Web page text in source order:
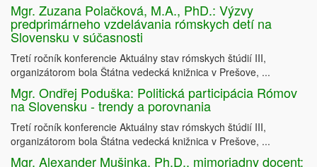
Mgr. Zuzana Polačková, M.A., PhD.: Výzvy
predprimárneho vzdelávania rómskych detí na
Slovensku v súčasnosti
Tretí ročník konferencie Aktuálny stav rómskych štúdií III,
organizátorom bola Štátna vedecká knižnica v Prešove, ...
Mgr. Ondřej Poduška: Politická participácia Rómov
na Slovensku - trendy a porovnania
Tretí ročník konferencie Aktuálny stav rómskych štúdií III,
organizátorom bola Štátna vedecká knižnica v Prešove, ...
Mgr. Alexander Mušinka, Ph.D., mimoriadny docent: